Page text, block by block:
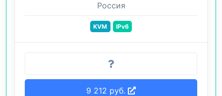
Россия
KVM IPv6
9 212 руб.